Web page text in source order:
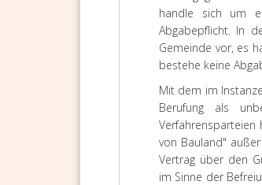
handle sich um
Abgabepflicht. In
Gemeinde vor, es
bestehe keine
Mit dem im
Berufung als
Verfahrensparteien
von Bauland"
Vertrag über den
im Sinne der